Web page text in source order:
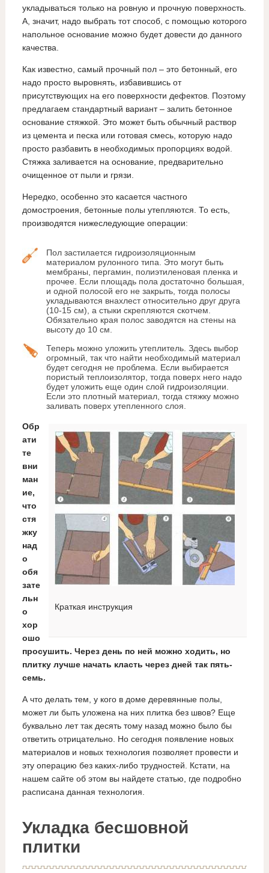
укладываться только на ровную и прочную поверхность.
А, значит, надо выбрать тот способ, с помощью которого
напольное основание можно будет довести до данного
качества.
Как известно, самый прочный пол – это бетонный, его
надо просто выровнять, избавившись от
присутствующих на его поверхности дефектов. Поэтому
предлагаем стандартный вариант – залить бетонное
основание стяжкой. Это может быть обычный раствор
из цемента и песка или готовая смесь, которую надо
просто разбавить в необходимых пропорциях водой.
Стяжка заливается на основание, предварительно
очищенное от пыли и грязи.
Нередко, особенно это касается частного
домостроения, бетонные полы утепляются. То есть,
производятся нижеследующие операции:
Пол застилается гидроизоляционным
материалом рулонного типа. Это могут быть
мембраны, пергамин, полиэтиленовая пленка и
прочее. Если площадь пола достаточно большая,
и одной полосой его не закрыть, тогда полосы
укладываются внахлест относительно друг друга
(10-15 см), а стыки скрепляются скотчем.
Обязательно края полос заводятся на стены на
высоту до 10 см.
Теперь можно уложить утеплитель. Здесь выбор
огромный, так что найти необходимый материал
будет сегодня не проблема. Если выбирается
пористый теплоизолятор, тогда поверх него надо
будет уложить еще один слой гидроизоляции.
Если это плотный материал, тогда стяжку можно
заливать поверх утепленного слоя.
Краткая инструкция
Обр
ати
те
вни
ман
ие,
что
стя
жку
над
о
обя
зате
льн
о
хор
ошо
просушить. Через день по ней можно ходить, но
плитку лучше начать класть через дней так пять-
семь.
А что делать тем, у кого в доме деревянные полы,
может ли быть уложена на них плитка без швов? Еще
буквально лет так десять тому назад можно было бы
ответить отрицательно. Но сегодня появление новых
материалов и новых технология позволяет провести и
эту операцию без каких-либо трудностей. Кстати, на
нашем сайте об этом вы найдете статью, где подробно
расписана данная технология.
Укладка бесшовной
плитки